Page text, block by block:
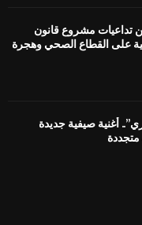
تداعيات مشروع قانون
على القطاع الصحي وهجرة
أغنية صيفية جديدة